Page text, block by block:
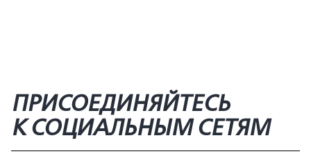
ПРИСОЕДИНЯЙТЕСЬ
К СОЦИАЛЬНЫМ СЕТЯМ